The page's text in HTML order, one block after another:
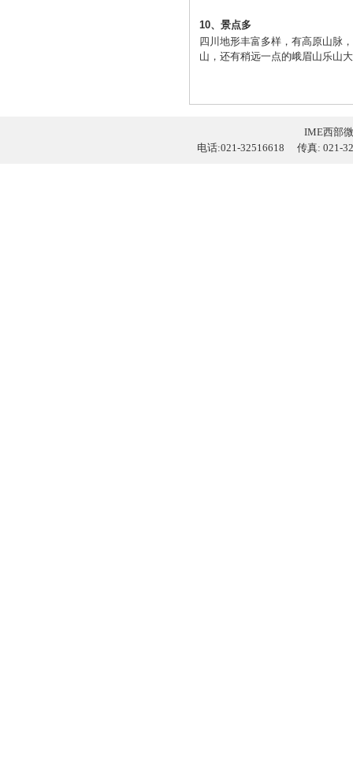
10、景点多
四川地形丰富多样，有高原山脉
山，还有稍远一点的峨眉山乐山
IME西部
电话:021-32516618 传真: 021-